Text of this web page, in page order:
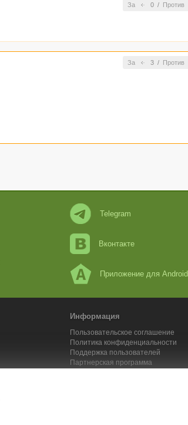
За 0/ Против
За 3/ Против
Telegram
Вконтакте
Приложение для Android
Информация
Пользовательское соглашение
Политика конфиденциальности
Поддержка пользователей
Партнерская программа